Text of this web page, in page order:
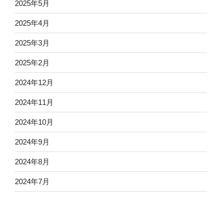
2025年5月
2025年4月
2025年3月
2025年2月
2024年12月
2024年11月
2024年10月
2024年9月
2024年8月
2024年7月